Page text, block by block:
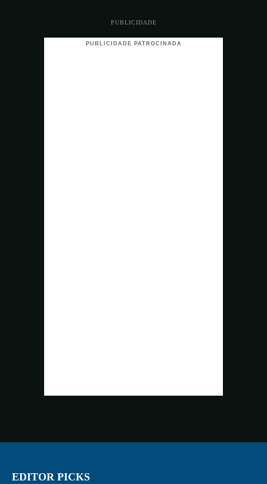
PUBLICIDADE
PUBLICIDADE PATROCINADA
EDITOR PICKS